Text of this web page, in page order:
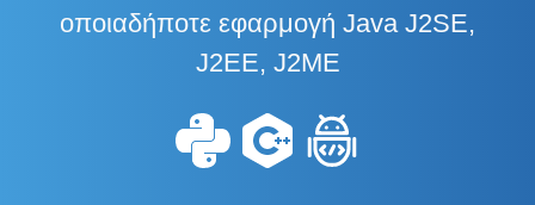
οποιαδήποτε εφαρμογή Java J2SE,
J2EE, J2ME